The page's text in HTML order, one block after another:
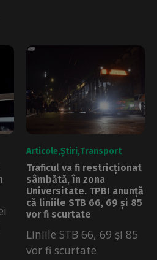
Articole Știri Transport
Traficul va fi restricționat
sâmbătă, în zona
Universitate. TPBI anunță
că liniile STB 66, 69 și 85
vor fi scurtate
Liniile STB 66, 69 și 85
vor fi scurtate